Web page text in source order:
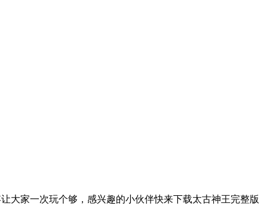
大家一次玩个够，感兴趣的小伙伴快来下载太古神王完整版